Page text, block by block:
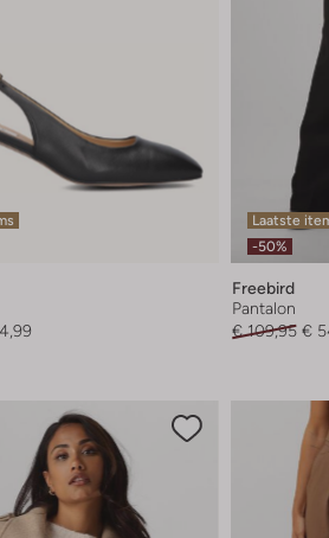
Laatste
-50%
Freebird
Pantalon
€ 109,95 €